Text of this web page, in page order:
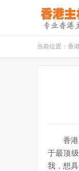
当前位置： 香
香
于最顶
我，想